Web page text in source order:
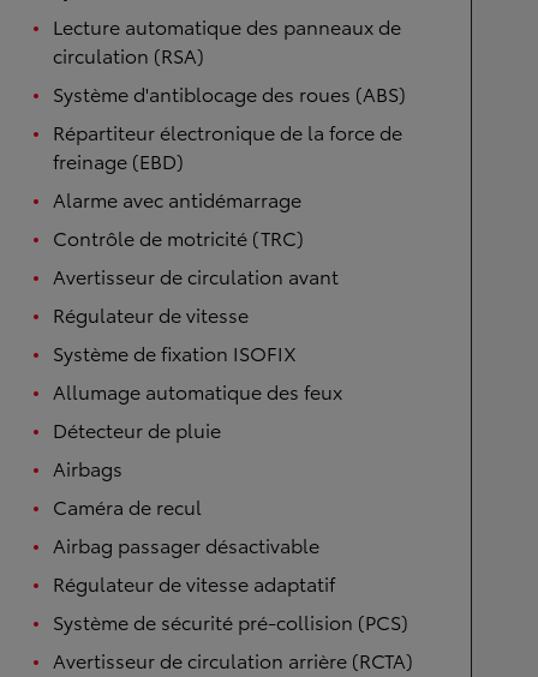
Lecture automatique des panneaux de
circulation (RSA)
Système d'antiblocage des roues (ABS)
Répartiteur électronique de la force de
freinage (EBD)
Alarme avec antidémarrage
Contrôle de motricité (TRC)
Avertisseur de circulation avant
Régulateur de vitesse
Système de fixation ISOFIX
Allumage automatique des feux
Détecteur de pluie
Airbags
Caméra de recul
Airbag passager désactivable
Régulateur de vitesse adaptatif
Système de sécurité pré-collision (PCS)
Avertisseur de circulation arrière (RCTA)